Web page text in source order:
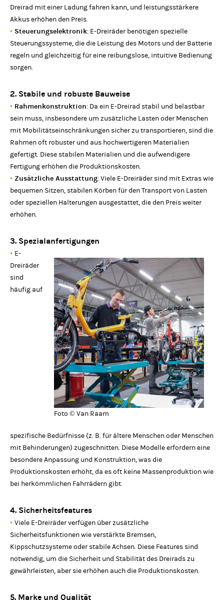
Dreirad mit einer Ladung fahren kann, und leistungsstärkere
Akkus erhöhen den Preis.
• Steuerungselektronik: E-Dreiräder benötigen spezielle
Steuerungssysteme, die die Leistung des Motors und der Batterie
regeln und gleichzeitig für eine reibungslose, intuitive Bedienung
sorgen.
2. Stabile und robuste Bauweise
• Rahmenkonstruktion: Da ein E-Dreirad stabil und belastbar
sein muss, insbesondere um zusätzliche Lasten oder Menschen
mit Mobilitätseinschränkungen sicher zu transportieren, sind die
Rahmen oft robuster und aus hochwertigeren Materialien
gefertigt. Diese stabilen Materialien und die aufwendigere
Fertigung erhöhen die Produktionskosten.
• Zusätzliche Ausstattung: Viele E-Dreiräder sind mit Extras wie
bequemen Sitzen, stabilen Körben für den Transport von Lasten
oder speziellen Halterungen ausgestattet, die den Preis weiter
erhöhen.
3. Spezialanfertigungen
Foto © Van Raam
• E-
Dreiräder
sind
häufig auf
spezifische Bedürfnisse (z. B. für ältere Menschen oder Menschen
mit Behinderungen) zugeschnitten. Diese Modelle erfordern eine
besondere Anpassung und Konstruktion, was die
Produktionskosten erhöht, da es oft keine Massenproduktion wie
bei herkömmlichen Fahrrädern gibt.
4. Sicherheitsfeatures
• Viele E-Dreiräder verfügen über zusätzliche
Sicherheitsfunktionen wie verstärkte Bremsen,
Kippschutzsysteme oder stabile Achsen. Diese Features sind
notwendig, um die Sicherheit und Stabilität des Dreirads zu
gewährleisten, aber sie erhöhen auch die Produktionskosten.
5. Marke und Qualität